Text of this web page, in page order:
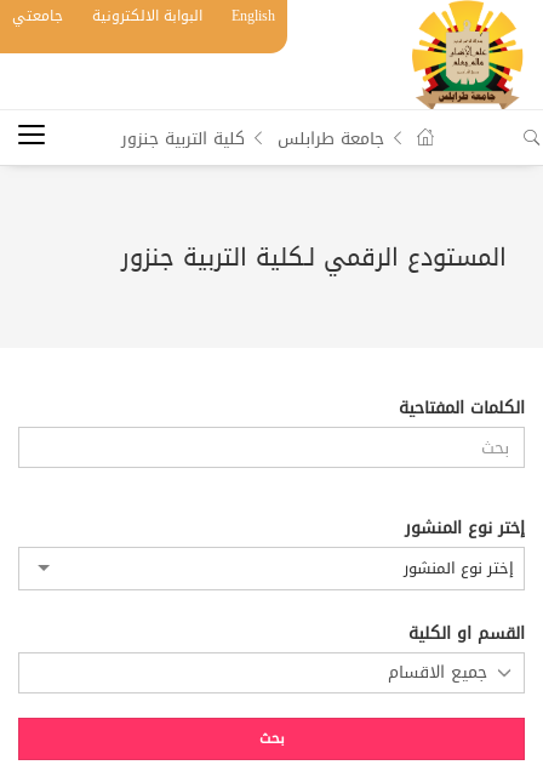
English البوابة الالكترونية جامعتي
جامعة طرابلس كلية التربية جنزور
المستودع الرقمي لـكلية التربية جنزور
الكلمات المفتاحية
إختر نوع المنشور
إختر نوع المنشور
القسم او الكلية